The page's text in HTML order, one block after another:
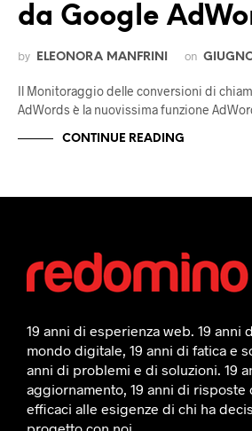
da Google
by ELEONORA MANFRINI on
Il Monitoraggio delle conversioni di
AdWords è la nuovissima funzione
CONTINUE READING
19 anni di esperienza web. 19 anni
mondo digitale, 19 anni di fatica e
anni di problemi e di soluzioni. 19
aggiornamento, 19 anni di risposte
efficaci alle esigenze di chi ha
progetto con noi.